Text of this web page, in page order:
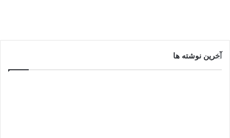
آخرین نوشته ها